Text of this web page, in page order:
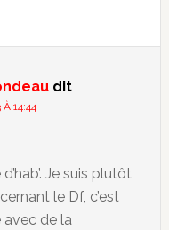
dit
14:44
Je suis plutôt
le Df, c’est
avec de la